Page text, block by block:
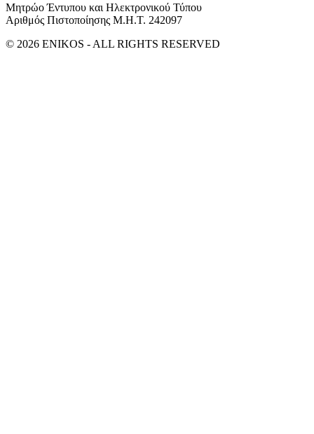
Μητρώο Έντυπου και Ηλεκτρονικού Τύπου
Αριθμός Πιστοποίησης Μ.Η.Τ. 242097
© 2026 ENIKOS - ALL RIGHTS RESERVED